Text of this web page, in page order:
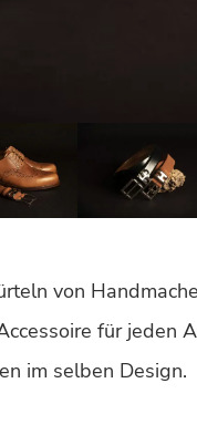
von
für jeden
im selben Design.